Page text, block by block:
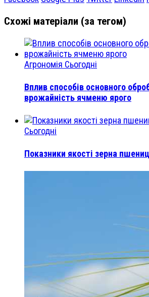
Схожі матеріали (за тегом)
Агрономія Сьогодні
Вплив способів основного
врожайність ячменю ярого
Сьогодні
Показники якості зерна